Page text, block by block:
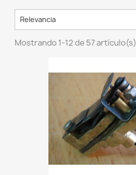
Relevancia
Mostrando 1-12 de 57 artículo(s)